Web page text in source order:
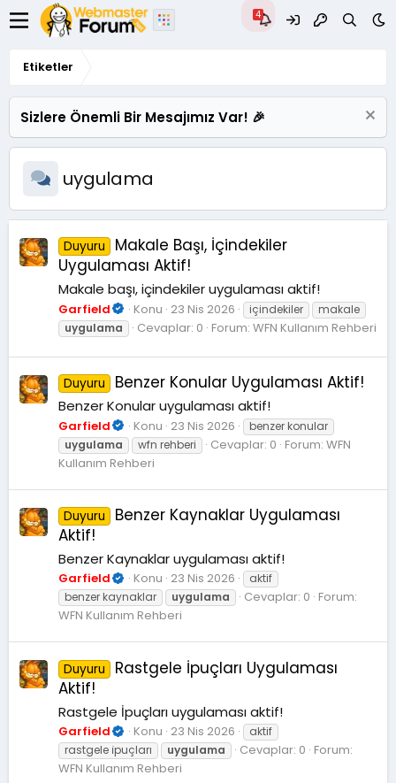
Etiketler
Sizlere Önemli Bir Mesajımız Var! 🎉
uygulama
Duyuru
Makale Başı, İçindekiler
Uygulaması Aktif!
Makale başı, içindekiler uygulaması aktif!
Garfield Konu 23 Nis 2026 içindekiler
makale
uygulama
Cevaplar: 0 Forum: WFN Kullanım Rehberi
Duyuru Benzer Konular Uygulaması Aktif!
Benzer Konular uygulaması aktif!
Garfield Konu 23 Nis 2026
benzer konular
uygulama
wfn rehberi Cevaplar: 0 Forum: WFN
Kullanım Rehberi
Duyuru
Benzer Kaynaklar Uygulaması
Aktif!
Benzer Kaynaklar uygulaması aktif!
Garfield Konu 23 Nis 2026
aktif
benzer kaynaklar
uygulama Cevaplar: 0 Forum:
WFN Kullanım Rehberi
Duyuru
Rastgele İpuçları Uygulaması
Aktif!
Rastgele İpuçları uygulaması aktif!
Garfield Konu 23 Nis 2026
aktif
rastgele i̇puçları
uygulama Cevaplar: 0 Forum:
WFN Kullanım Rehberi